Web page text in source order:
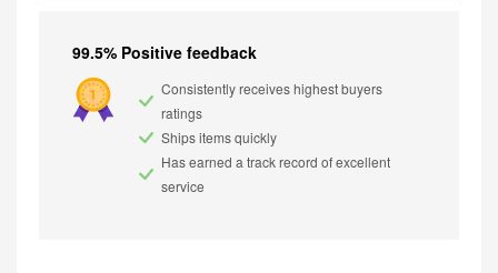
99.5% Positive feedback
Consistently receives highest buyers
ratings
Ships items quickly
Has earned a track record of excellent
service